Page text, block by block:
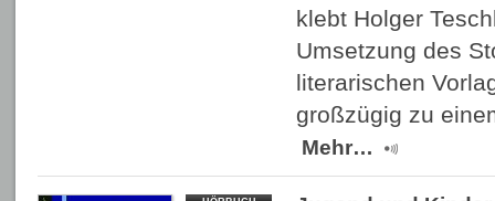
klebt Holger
Umsetzung des
literarischen
großzügig zu
Mehr…